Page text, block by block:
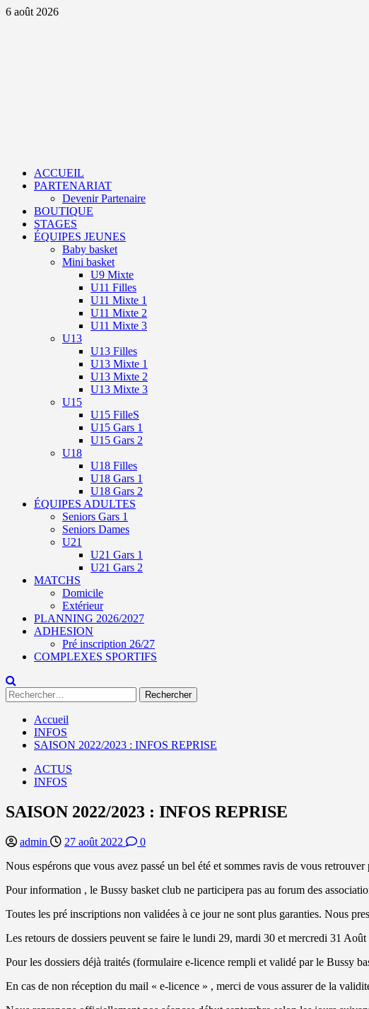
Aller
6 août 2026
ACCUEIL
PARTENARIAT
Devenir Partenaire
BOUTIQUE
STAGES
ÉQUIPES JEUNES
Baby basket
Mini basket
U9 Mixte
U11 Filles
U11 Mixte 1
U11 Mixte 2
U11 Mixte 3
U13
U13 Filles
U13 Mixte 1
U13 Mixte 2
U13 Mixte 3
U15
U15 FilleS
U15 Gars 1
U15 Gars 2
U18
U18 Filles
U18 Gars 1
U18 Gars 2
ÉQUIPES ADULTES
Seniors Gars 1
Seniors Dames
U21
U21 Gars 1
U21 Gars 2
MATCHS
Domicile
Extérieur
PLANNING 2026/2027
ADHESION
Pré inscription 26/27
COMPLEXES SPORTIFS
Rechercher :
Accueil
INFOS
SAISON 2022/2023 : INFOS REPRISE
ACTUS
INFOS
SAISON 2022/2023 : INFOS REPRISE
admin 27 août 2022
0
Nous espérons que vous avez passé un bel été et sommes ravis de vous
Pour information , le Bussy basket club ne participera pas au forum des
Toutes les pré inscriptions non validées à ce jour ne sont plus garanties. Nous
Les retours de dossiers peuvent se faire le lundi 29, mardi 30 et mercredi 31
Pour les dossiers déjà traités (formulaire e-licence rempli et validé par le Bussy
En cas de non réception du mail « e-licence » , merci de vous assurer de la